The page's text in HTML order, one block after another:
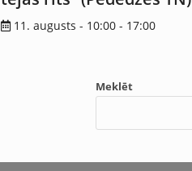
11. augusts - 10:00 - 17:00
Meklēt